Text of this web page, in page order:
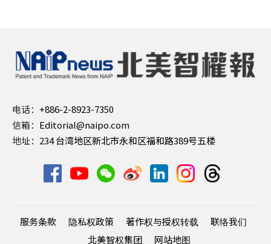
电话： +886-2-8923-7350
信箱： Editorial@naipo.com
地址： 234 台湾地区新北市永和区福和路389号五楼
服务条款 隐私权政策 著作权与授权转载
联络我们
北美智权集团
网站地图